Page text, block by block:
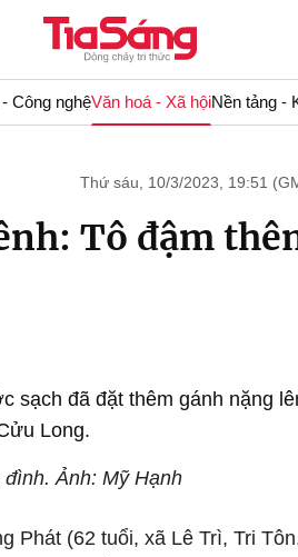
Công nghệVăn hoá - Xã hộiNền tảng -
Thứ sáu, 10/3/2023, 19:51
Tô đậm
sạch đã đặt thêm gánh nặng
Long.
Ảnh: Mỹ Hạnh
Phát (62 tuổi, xã Lê Trì, Tri